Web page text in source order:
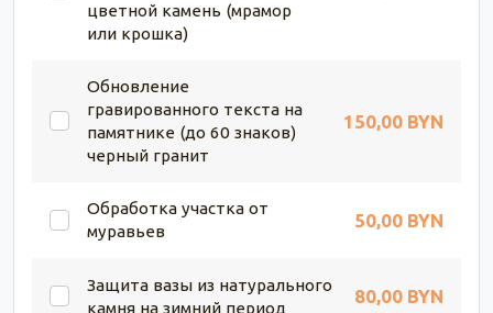
цветной камень (мрамор
или крошка)
Обновление
гравированного текста на
памятнике (до 60 знаков)
черный гранит
150,00 BYN
Обработка участка от
муравьев
50,00 BYN
Защита вазы из натурального
камня на зимний период
80,00 BYN